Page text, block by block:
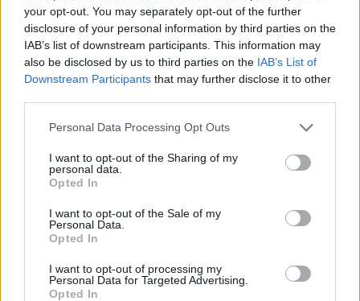
your opt-out. You may separately opt-out of the further
disclosure of your personal information by third parties on the
IAB’s list of downstream participants. This information may
also be disclosed by us to third parties on the IAB’s List of
Downstream Participants that may further disclose it to other
Personal Data Processing Opt Outs
I want to opt-out of the Sharing of my
personal data.
Opted In
I want to opt-out of the Sale of my
Personal Data.
Opted In
I want to opt-out of processing my
Personal Data for Targeted Advertising.
Opted In
Hattagú dél-erdélyi család
szenvedett súlyos balesetet, egy
kisgyermek életét vesztette